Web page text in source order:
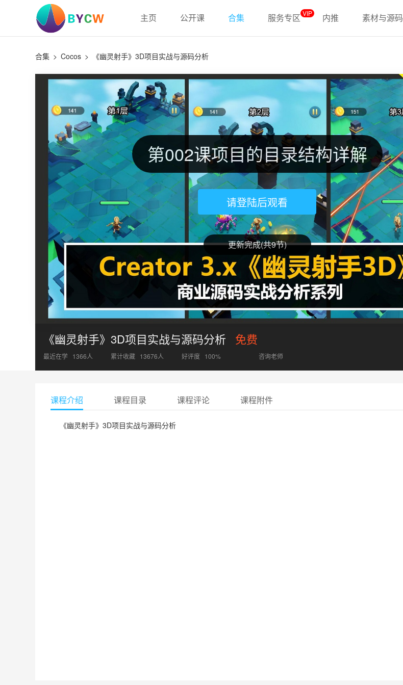
主页 公开课 合集 服务专区 VIP 内推 素材与源码
合集 > Cocos > 《幽灵射手》3D项目实战与源码分析
第002课项目的目录结构详解
更新完成(共9节)
请登陆后观看
《幽灵射手》3D项目实战与源码分析 免费
最近在学 1366人 累计收藏 13676人 好评度 100% 咨询老师
课程介绍 课程目录 课程评论 课程附件
《幽灵射手》3D项目实战与源码分析